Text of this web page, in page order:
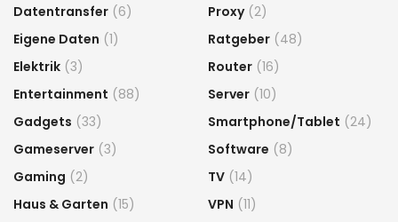
Datentransfer (6)
Eigene Daten (1)
Elektrik (3)
Entertainment (88)
Gadgets (33)
Gameserver (3)
Gaming (2)
Haus & Garten (15)
Proxy(2)
Ratgeber (48)
Router (16)
Server (10)
Smartphone/Tablet (24)
Software (8)
TV (14)
VPN (11)